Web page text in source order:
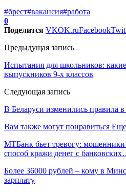
#брест#вакансия#работа
0
Поделится VKOK.ruFacebook
Предыдущая запись
Испытания для школьников:
выпускников 9-х классов
Следующая запись
В Беларуси изменились правила
Вам также могут понравиться Еще
МТБанк бьет тревогу:
способ кражи денег с
Более 36000 рублей – кому в
зарплату